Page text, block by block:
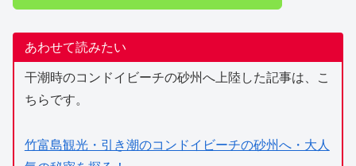
あわせて読みたい
干潮時のコンドイビーチの砂州へ上陸した記事は、こ
ちらです。
竹富島観光・引き潮のコンドイビーチの砂州へ・大人